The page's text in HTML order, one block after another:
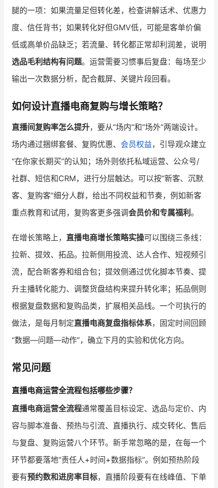
腿的一项：如果流量足但转化差，检查讲解话术、优惠力
度、信任背书；如果转化好但GMV低，可能是客单价偏
低或高单价品缺乏；若流量、转化都正常却利润差，说明
选品毛利结构有问题。运营需要习惯事后复盘：每场至少
输出一次数据分析，配合截屏、关键片段回看。
如何设计直播电商复购与增长策略？
直播间复购率怎么提升，要从“场内”和“场外”两端设计。
场内通过捆绑套餐、复购优惠、 会员权益，引导观众建立
“在你家长期买”的认知；场外则依托私域运营、公众号/
社群、短信和CRM，进行分层触达。可以按“新客、沉默
客、复购客”细分人群，给出不同权益和节奏，例如新客
重点教育和试用，复购客更多强调会员价和专属福利 。
在增长策略上， 直播电商增长策略实操可以围绕三条线：
拉新、提效、拓品。拉新侧用投流、达人合作、短视频引
流，配合新客券和组合包；提效侧通过优化脚本节奏、提
升主播转化能力、调整货盘结构来提升转化率；拓品侧则
根据复盘数据和复购品类，扩展相关品线。一个可执行的
做法，是每月制定直播电商复盘指标体系，固定时间回顾
“数据—问题—动作”，确立下月的实验和优化方向。
常见问题
直播电商运营全流程包括哪些步骤？
直播电商运营全流程通常覆盖目标设定、选品与定价、内
容与脚本准备、预热与引流、直播执行、成交转化、售后
与复盘、复购运营八个环节。新手常忽略的是，在每一个
环节都要落地“责任人+时间+数据指标”。例如预热阶段
要有预约数和进房率目标，直播阶段要有在线峰值、下单